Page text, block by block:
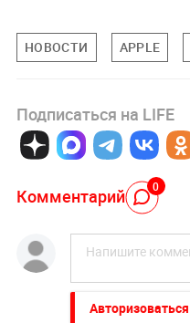
НОВОСТИ APPLE
Подписаться на LIFE
Комментарий 0
Авторизоваться